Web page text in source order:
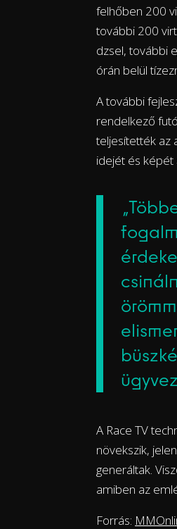
felhőben 200
további 200
dzsel, további
órán belül
A további
rendelkező
teljesítették az
idejét és képét
A Race TV
növekszik,
generáltak.
amiben az
Forrás: